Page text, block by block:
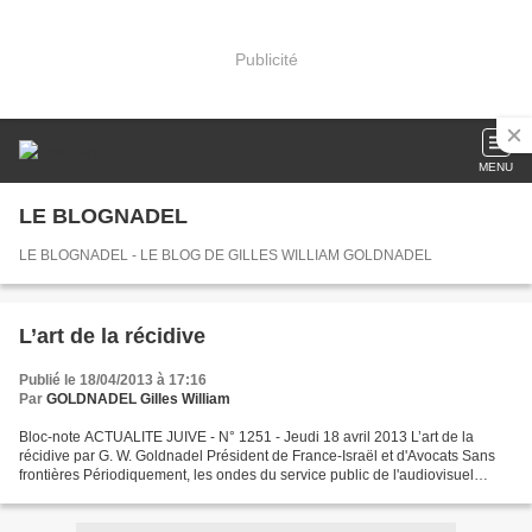
Publicité
MENU
LE BLOGNADEL
LE BLOGNADEL - LE BLOG DE GILLES WILLIAM GOLDNADEL
L’art de la récidive
Publié le 18/04/2013 à 17:16
Par GOLDNADEL Gilles William
Bloc-note ACTUALITE JUIVE - N° 1251 - Jeudi 18 avril 2013 L’art de la
récidive par G. W. Goldnadel Président de France-Israël et d'Avocats Sans
frontières Périodiquement, les ondes du service public de l'audiovisuel